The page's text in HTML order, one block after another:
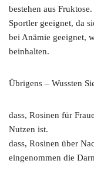
bestehen aus
Sportler geeignet, da
bei Anämie geeignet,
beinhalten.
Übrigens – Wussten
dass, Rosinen für
Nutzen ist.
dass, Rosinen über
eingenommen die